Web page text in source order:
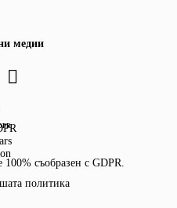
медии
съобразен с GDPR.
политика